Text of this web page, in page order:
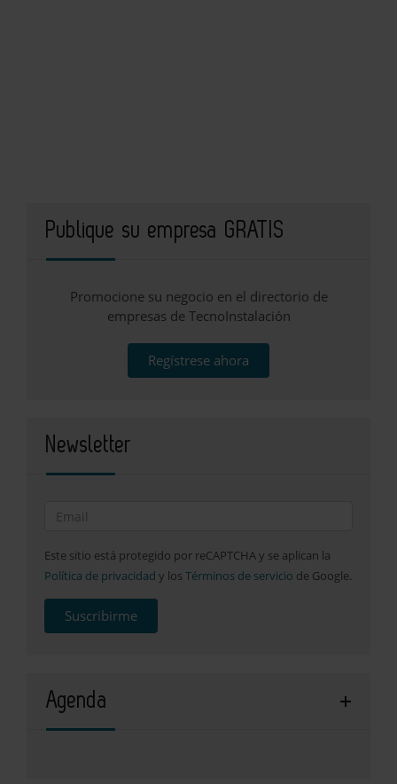
Publique su empresa GRATIS
Promocione su negocio en el directorio de
empresas de TecnoInstalación
Regístrese ahora
Newsletter
Este sitio está protegido por reCAPTCHA y se aplican la
Política de privacidad y los Términos de servicio de Google.
Suscribirme
Agenda